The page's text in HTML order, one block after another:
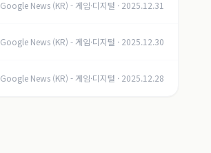
Google News (KR) - 게임·디지털 · 2025.12.31
Google News (KR) - 게임·디지털 · 2025.12.30
Google News (KR) - 게임·디지털 · 2025.12.28